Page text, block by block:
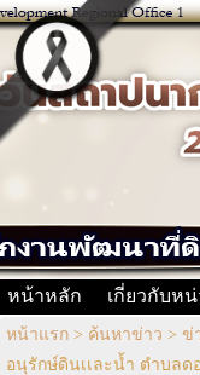
หน้าหลัก เกี่ยวกับห
หน้าแรก > ค้นหาข่าว > ข่
อนุรักษ์ดินเเละน้ำ ตำบล